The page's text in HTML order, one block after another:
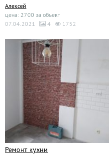
Алексей
цена: 2700 за объект
07.04.2021
4 1752
Ремонт кухни